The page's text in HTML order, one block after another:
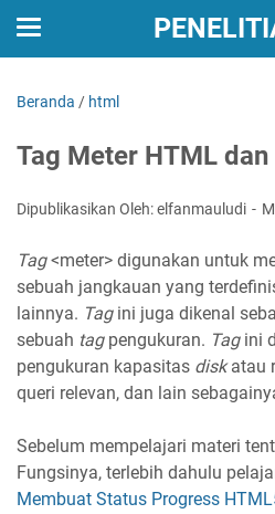
Beranda / html
Tag Meter HTML dan
Dipublikasikan Oleh: elfanmauludi
Tag<meter> digunakan untuk
sebuah jangkauan yang
lainnya. Tagini juga dikenal
sebuah tagpengukuran. Tagini
pengukuran kapasitas diskatau
queri relevan, dan lain
Sebelum mempelajari materi
Fungsinya, terlebih dahulu
Membuat Status Progress